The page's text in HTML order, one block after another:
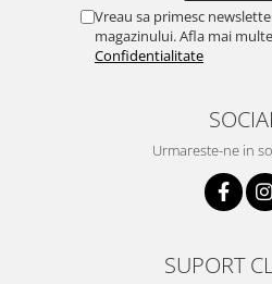
Vreau sa primesc
magazinului. Afla mai
Confidentialitate
Urmareste-ne in
SUPORT